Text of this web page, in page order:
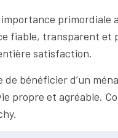
primordiale
fiable, transparent et
satisfaction.
de bénéficier d’un
propre et agréable.